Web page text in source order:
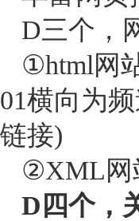
D三个，
①html网
01横向为
链接)
②XML网
D四个，